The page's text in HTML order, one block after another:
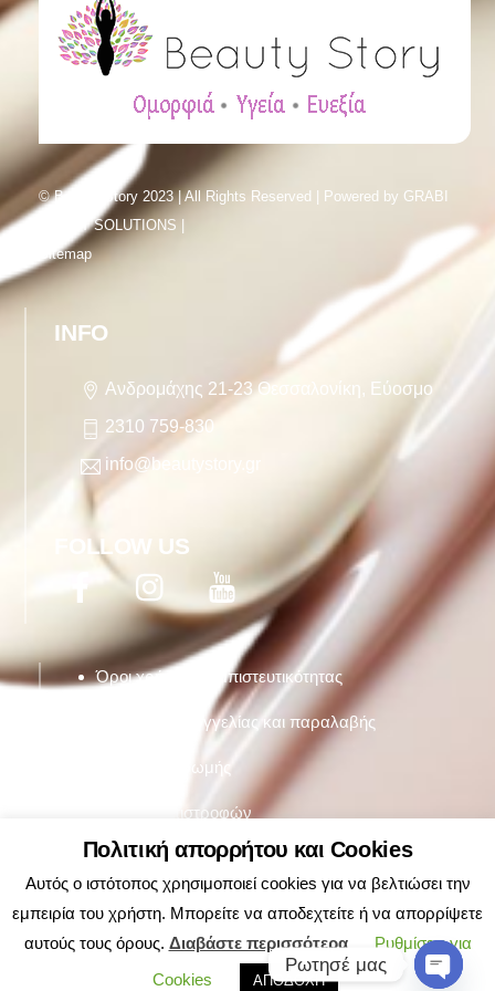
© Beauty Story 2023 | All Rights Reserved | Powered by GRABI
SMART SOLUTIONS |
Sitemap
INFO
Ανδρομάχης 21-23 Θεσσαλονίκη, Εύοσμο
2310 759-830
info@beautystory.gr
FOLLOW US
Facebook Twitter YouTube
Όροι χρήσης & εμπιστευτικότητας
Τρόποι παραργγελίας και παραλαβής
Τρόποι πληρωμής
Πολιτική επιστροφών
Πολιτική απορρήτου και Cookies
Αυτός ο ιστότοπος χρησιμοποιεί cookies για να βελτιώσει την
εμπειρία του χρήστη. Μπορείτε να αποδεχτείτε ή να απορρίψετε
αυτούς τους όρους. Διαβάστε περισσότερα
Ρυθμίσεις για
Cookies
ΑΠΟΔΟΧΗ
Ρωτησέ μας